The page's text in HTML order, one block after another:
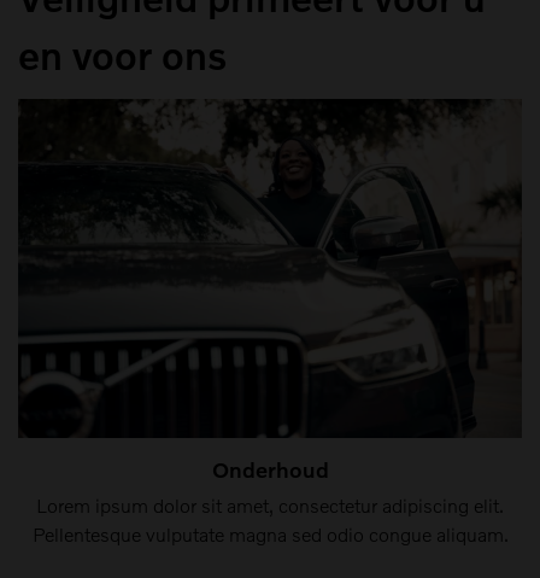
en voor ons
Onderhoud
Lorem ipsum dolor sit amet, consectetur adipiscing elit.
Pellentesque vulputate magna sed odio congue aliquam.